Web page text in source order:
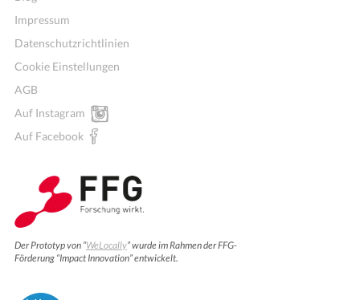
Mitglieder für Vereine, Initiativen
Impressum
Datenschutzrichtlinien
Cookie Einstellungen
AGB
Auf Instagram
Auf Facebook
Der Prototyp von “WeLocally” wurde im Rahmen der FFG-
Förderung “Impact Innovation” entwickelt.